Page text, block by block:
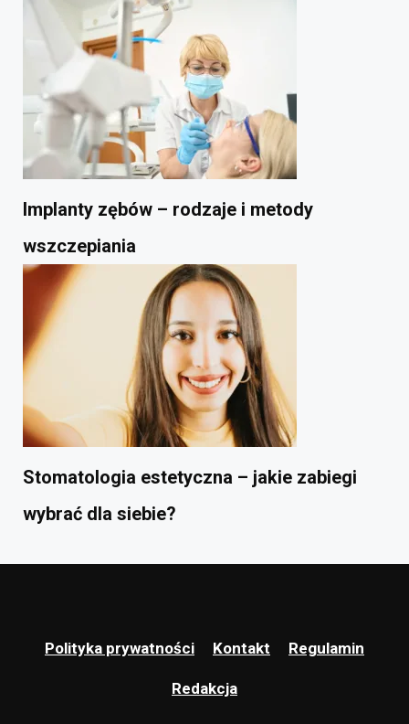
Implanty zębów – rodzaje i metody
wszczepiania
Stomatologia estetyczna – jakie zabiegi
wybrać dla siebie?
Polityka prywatności Kontakt Regulamin
Redakcja